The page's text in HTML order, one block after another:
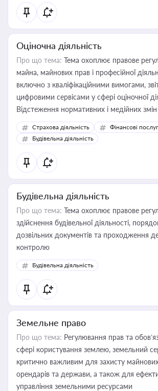
Оціночна діяльність
Про що тема: Тема охоплює правове
майна, майнових прав і професійної
включно з кваліфікаційними вимогами,
цифровими сервісами у сфері оціночної
Відстеження нормативних і медійних змін
корисне для власника бізнесу, керівника,
бухгалтера під час оподаткування,
державного майна, корпоративних угод і
статусу суб'єктів оціночної діяльності
Страхова діяльність
Фінансові
Будівельна діяльність
Будівельна діяльність
Про що тема: Тема охоплює правове
здійснення будівельної діяльності,
дозвільних документів та проходження
контролю
Будівельна діяльність
Земельне право
Про що тема: Регулювання прав та
сфері користування землею, земельний
критично важливим для захисту
орендарів та держави, а також для
управління земельними ресурсами